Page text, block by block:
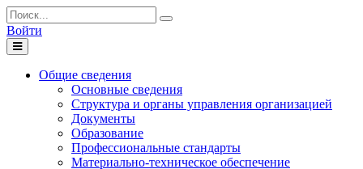
Войти
Toggle
navigation
Общие сведения
Основные сведения
Структура и органы управления организацией
Документы
Образование
Профессиональные стандарты
Материально-техническое обеспечение